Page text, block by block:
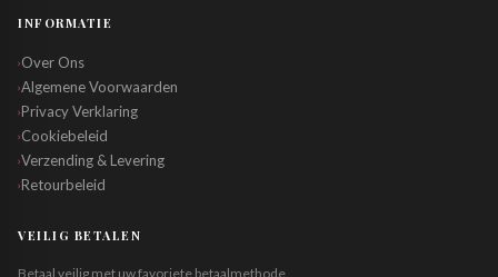
INFORMATIE
›Over Ons
›Algemene Voorwaarden
›Privacy Verklaring
›Cookiebeleid
›Verzending & Levering
›Retourbeleid
VEILIG BETALEN
Betaal veilig met uw favoriete betaalmethode.